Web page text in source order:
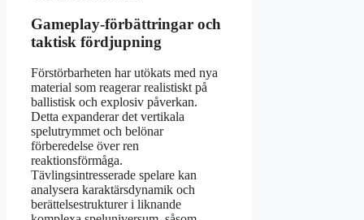
Gameplay-förbättringar och
taktisk fördjupning
Förstörbarheten har utökats med nya
material som reagerar realistiskt på
ballistisk och explosiv påverkan.
Detta expanderar det vertikala
spelutrymmet och belönar
förberedelse över ren
reaktionsförmåga.
Tävlingsintresserade spelare kan
analysera karaktärsdynamik och
berättelsestrukturer i liknande